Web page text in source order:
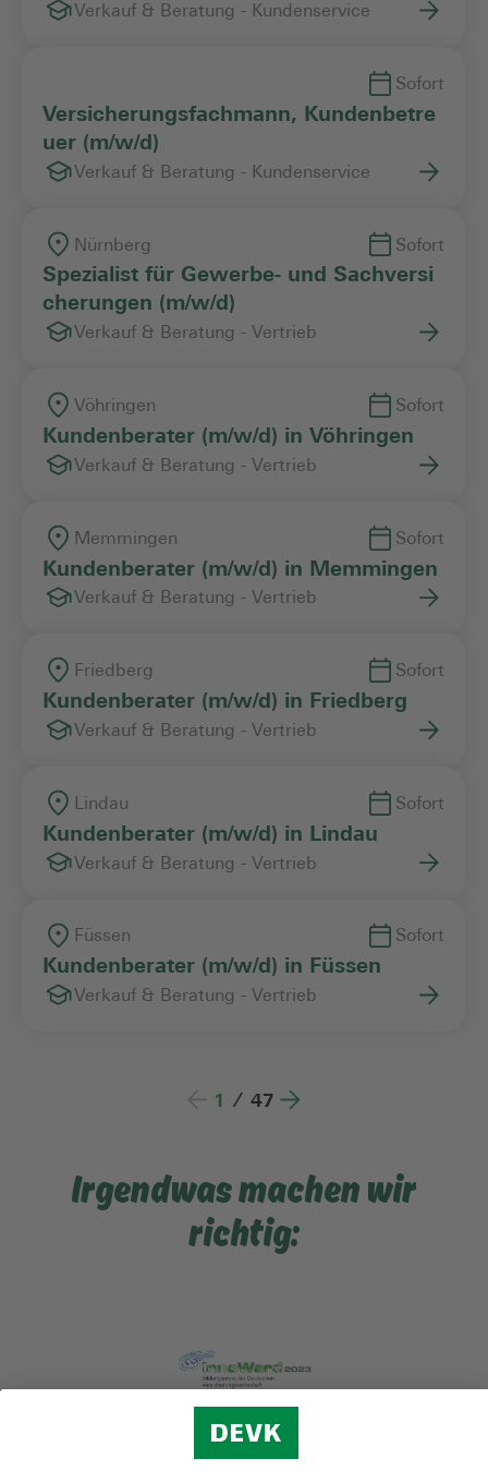
Verkauf & Beratung - Kundenservice
Sofort
Versicherungsfachmann, Kundenbetre
uer (m/w/d)
Verkauf & Beratung - Kundenservice
Nürnberg Sofort
Spezialist für Gewerbe- und Sachversi
cherungen (m/w/d)
Verkauf & Beratung - Vertrieb
Vöhringen Sofort
Kundenberater (m/w/d) in Vöhringen
Verkauf & Beratung - Vertrieb
Memmingen Sofort
Kundenberater (m/w/d) in Memmingen
Verkauf & Beratung - Vertrieb
Friedberg Sofort
Kundenberater (m/w/d) in Friedberg
Verkauf & Beratung - Vertrieb
Lindau Sofort
Kundenberater (m/w/d) in Lindau
Verkauf & Beratung - Vertrieb
Füssen Sofort
Kundenberater (m/w/d) in Füssen
Verkauf & Beratung - Vertrieb
1 / 47
Irgendwas machen wir
richtig: